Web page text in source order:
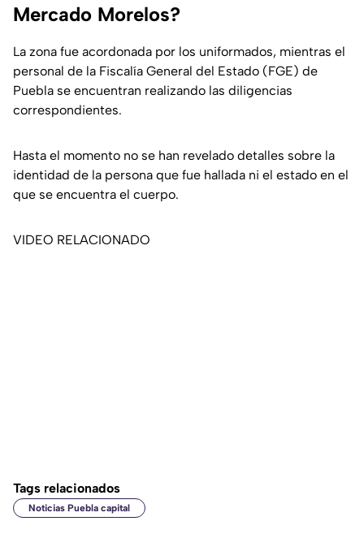
Mercado Morelos?
La zona fue acordonada por los uniformados, mientras el
personal de la Fiscalía General del Estado (FGE) de
Puebla se encuentran realizando las diligencias
correspondientes.
Hasta el momento no se han revelado detalles sobre la
identidad de la persona que fue hallada ni el estado en el
que se encuentra el cuerpo.
VIDEO RELACIONADO
Tags relacionados
Noticias Puebla capital